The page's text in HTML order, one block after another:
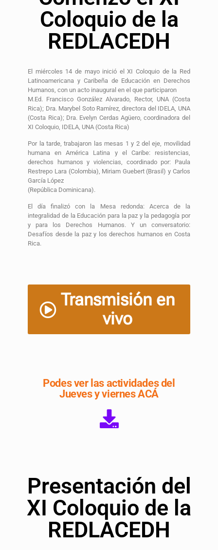
Coloquio de la
REDLACEDH
El miércoles 14 de mayo inició el XI Coloquio de la Red
Latinoamericana y Caribeña de Educación en Derechos
Humanos, con un acto inaugural en el que participaron
M.Ed. Francisco González Alvarado, Rector, UNA (Costa
Rica); Dra. Marybel Soto Ramírez, directora del IDELA, UNA
(Costa Rica); Dra. Evelyn Cerdas Agüero, coordinadora del
XI Coloquio, IDELA, UNA (Costa Rica)
Por la tarde, trabajaron las mesas 1 y 2 del eje, movilidad
humana en América Latina y el Caribe: resistencias,
derechos humanos y violencias, coordinado por: Paula
Restrepo Lara (Colombia), Miriam Guebert (Brasil) y Carlos
García López
(República Dominicana).
El día finalizó con la Mesa redonda: Acerca de la
integralidad de la Educación para la paz y la pedagogía por
y para los Derechos Humanos. Y un conversatorio:
Desafíos desde la paz y los derechos humanos en Costa
Rica.
Transmisión en
vivo
Podes ver las actividades del
Jueves y viernes ACÁ
Presentación del
XI Coloquio de la
REDLACEDH